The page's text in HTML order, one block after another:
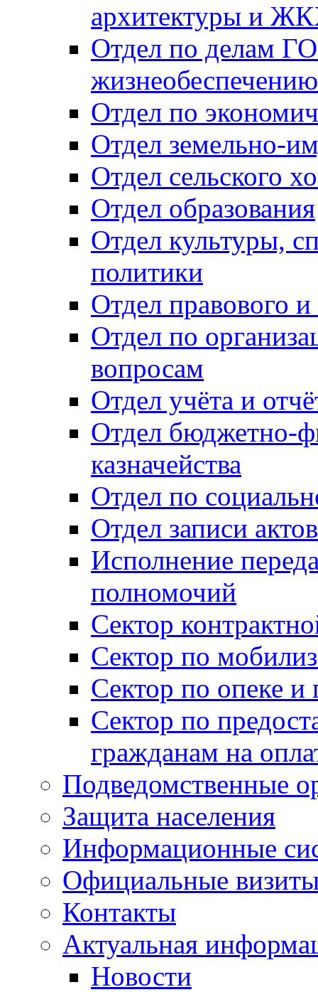
архитектуры и
Отдел по делам
Отдел по
Отдел земельно-
Отдел сельского
Отдел образования
Отдел культуры,
политики
Отдел правового
Отдел по
вопросам
Отдел учёта и
Отдел бюджетно-
казначейства
Отдел по
Отдел записи
Исполнение
полномочий
Сектор
Сектор по
Сектор по опеке и
Сектор по
гражданам на
Подведомственные
Защита населения
Информационные
Официальные
Контакты
Актуальная
Новости